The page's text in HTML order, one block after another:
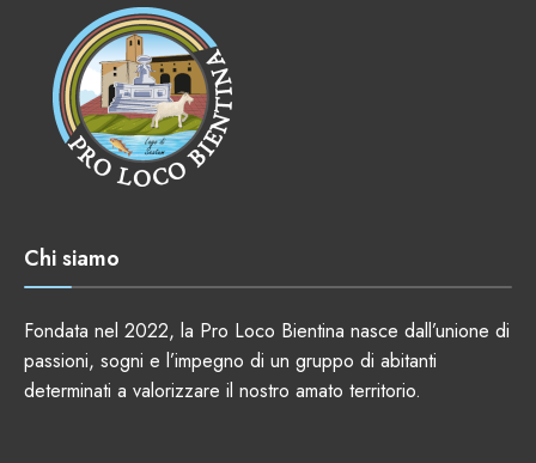
Chi siamo
Fondata nel 2022, la Pro Loco Bientina nasce dall’unione di
passioni, sogni e l’impegno di un gruppo di abitanti
determinati a valorizzare il nostro amato territorio.